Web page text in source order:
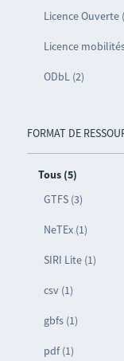
Licence Ouverte
Licence
ODbL (2)
FORMAT DE
Tous (5)
GTFS (3)
NeTEx (1)
SIRI Lite (1)
csv (1)
gbfs (1)
pdf (1)